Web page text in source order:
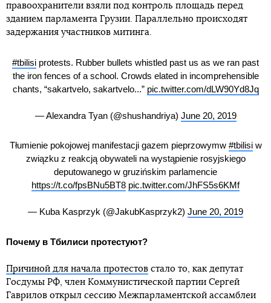
правоохранители взяли под контроль площадь перед
зданием парламента Грузии. Параллельно происходят
задержания участников митинга.
#tbilisi protests. Rubber bullets whistled past us as we ran past
the iron fences of a school. Crowds elated in incomprehensible
chants, “sakartvelo, sakartvelo...” pic.twitter.com/dLW90Yd8Jq
— Alexandra Tyan (@shushandriya) June 20, 2019
Tłumienie pokojowej manifestacji gazem pieprzowymw #tbilisiw
związku z reakcją obywateli na wystąpienie rosyjskiego
deputowanego w gruzińskim parlamencie
https://t.co/fpsBNu5BT8 pic.twitter.com/JhFS5s6KMf
— Kuba Kasprzyk (@JakubKasprzyk2) June 20, 2019
Почему в Тбилиси протестуют?
Причиной для начала протестов стало то, как депутат
Госдумы РФ, член Коммунистической партии Сергей
Гаврилов открыл сессию Межпарламентской ассамблеи